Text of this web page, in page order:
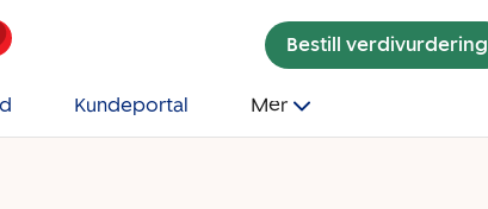
Bestill verdivurdering
Kundeportal Mer